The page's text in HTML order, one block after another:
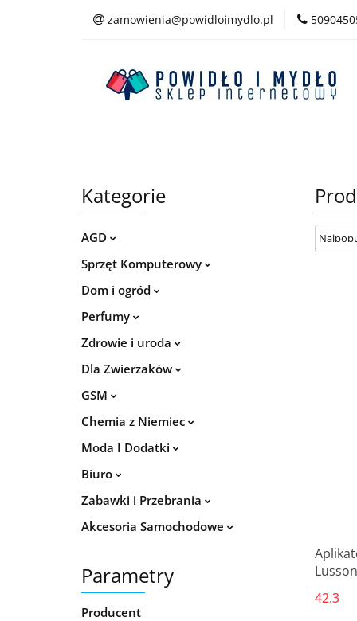
zamowienia@powidloimydlo.pl
Kategorie
AGD
Sprzęt Komputerowy
Dom i ogród
Perfumy
Zdrowie i uroda
Dla Zwierzaków
GSM
Chemia z Niemiec
Moda I Dodatki
Biuro
Zabawki i Przebrania
Akcesoria Samochodowe
Parametry
Producent
42.3